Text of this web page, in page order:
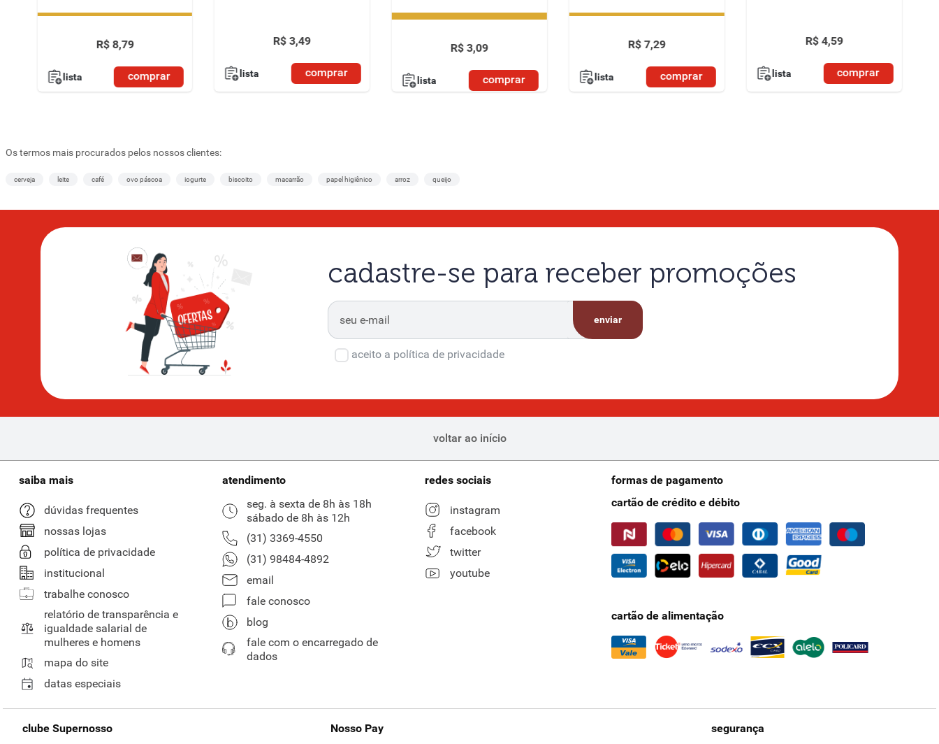
+10% OFF - Prime ou Pague c/ Cartão
R$ 8,79
lista comprar
R$ 3,49
lista comprar
Leve 12 pague 10
Cupom Progressivo:
|"DIADOSPAIS20HNK" |
"DIADOSPAIS30HNK" | limitado a 2
R$ 3,09
lista comprar
Leve 6 Pague 5
R$ 7,29
lista comprar
R$ 4,59
lista comprar
Os termos mais procurados pelos nossos clientes:
cerveja leite café ovo páscoa iogurte biscoito macarrão papel higiênico arroz queijo
cadastre-se para receber promoções
enviar
aceito a política de privacidade
voltar ao início
saiba mais
dúvidas frequentes
nossas lojas
política de privacidade
institucional
trabalhe conosco
relatório de transparência e
igualdade salarial de
mulheres e homens
mapa do site
datas especiais
atendimento
seg. à sexta de 8h às 18h
sábado de 8h às 12h
(31) 3369-4550
(31) 98484-4892
email
fale conosco
blog
fale com o encarregado de
dados
redes sociais
instagram
facebook
twitter
youtube
formas de pagamento
cartão de crédito e débito
cartão de alimentação
clube Supernosso Nosso Pay segurança